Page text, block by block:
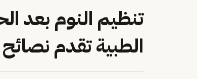
تنظيم النوم بعد
الطبية تقدم